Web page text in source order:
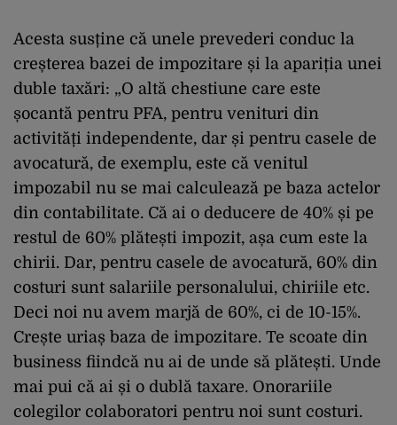
Acesta susține că unele prevederi conduc la
creșterea bazei de impozitare și la apariția unei
duble taxări: „O altă chestiune care este
șocantă pentru PFA, pentru venituri din
activități independente, dar și pentru casele de
avocatură, de exemplu, este că venitul
impozabil nu se mai calculează pe baza actelor
din contabilitate. Că ai o deducere de 40% și pe
restul de 60% plătești impozit, așa cum este la
chirii. Dar, pentru casele de avocatură, 60% din
costuri sunt salariile personalului, chiriile etc.
Deci noi nu avem marjă de 60%, ci de 10-15%.
Crește uriaș baza de impozitare. Te scoate din
business fiindcă nu ai de unde să plătești. Unde
mai pui că ai și o dublă taxare. Onorariile
colegilor colaboratori pentru noi sunt costuri.